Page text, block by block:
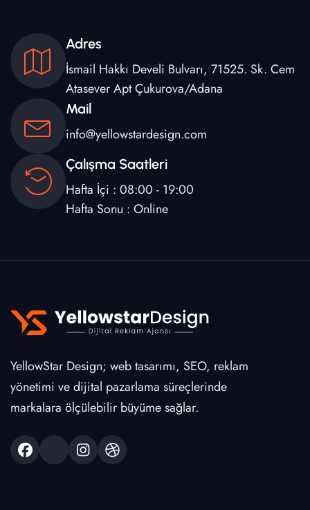
Adres
İsmail Hakkı Develi Bulvarı, 71525. Sk. Cem
Atasever Apt Çukurova/Adana
Mail
info@yellowstardesign.com
Çalışma Saatleri
Hafta İçi : 08:00 - 19:00
Hafta Sonu : Online
YellowStar Design; web tasarımı, SEO, reklam
yönetimi ve dijital pazarlama süreçlerinde
markalara ölçülebilir büyüme sağlar.